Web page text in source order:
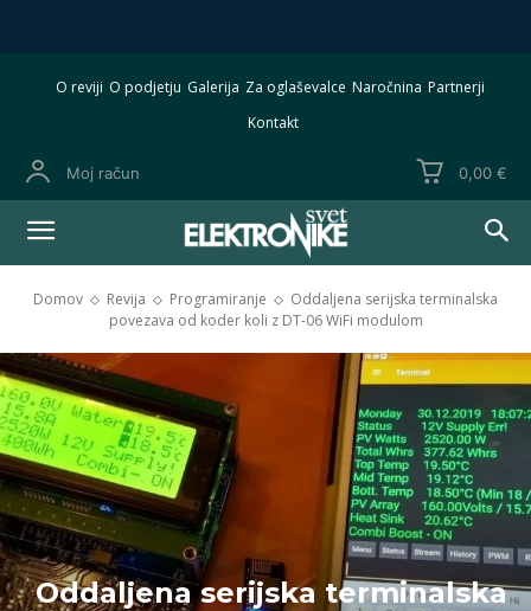
O reviji O podjetju Galerija Za oglaševalce Naročnina Partnerji
Kontakt
Moj račun 0,00 €
Domov Revija Programiranje
Oddaljena serijska terminalska
povezava od koder koli z DT-06 WiFi modulom
Oddaljena serijska terminalska